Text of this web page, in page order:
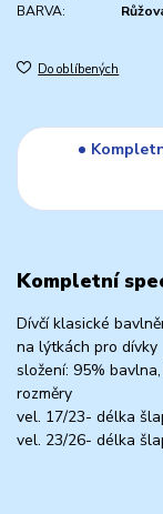
BARVA:
Do oblíbených
Kompletní
Dívčí klasické
na lýtkách pro dívky
složení: 95%
rozměry
vel. 17/23- délka
vel. 23/26- délka